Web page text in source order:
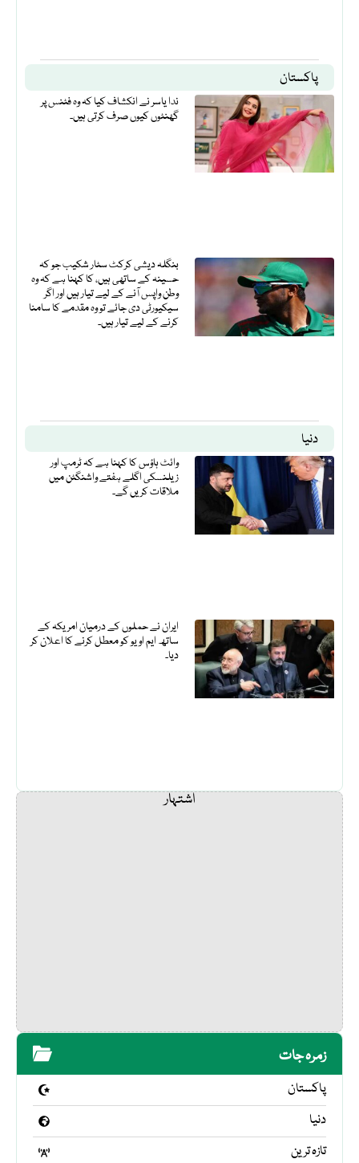
پاکستان
ندا یاسر نے انکشاف کیا کہ وہ فٹنس پر
گھنٹوں کیوں صرف کرتی ہیں۔
بنگلہ دیشی کرکٹ سٹار شکیب جو کہ
حسینہ کے ساتھی ہیں، کا کہنا ہے کہ وہ
وطن واپس آنے کے لیے تیار ہیں اور اگر
سیکیورٹی دی جائے تو وہ مقدمے کا سامنا
کرنے کے لیے تیار ہیں۔
دنیا
وائٹ ہاؤس کا کہنا ہے کہ ٹرمپ اور
زیلنسکی اگلے ہفتے واشنگٹن میں
ملاقات کریں گے۔
ایران نے حملوں کے درمیان امریکہ کے
ساتھ ایم او یو کو معطل کرنے کا اعلان کر
دیا۔
اشتہار
زمرہ جات
پاکستان
دنیا
تازہ ترین